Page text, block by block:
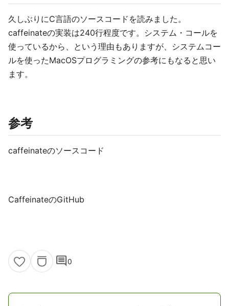
久しぶりにC言語のソースコードを読みました。
caffeinateの実装は240行程度です。システム・コールを
使っているから、という理由もありますが、システムコー
ルを使ったMacOSプログラミングの参考にもなると思い
ます。
参考
caffeinateのソースコード
CaffeinateのGitHub
comment0